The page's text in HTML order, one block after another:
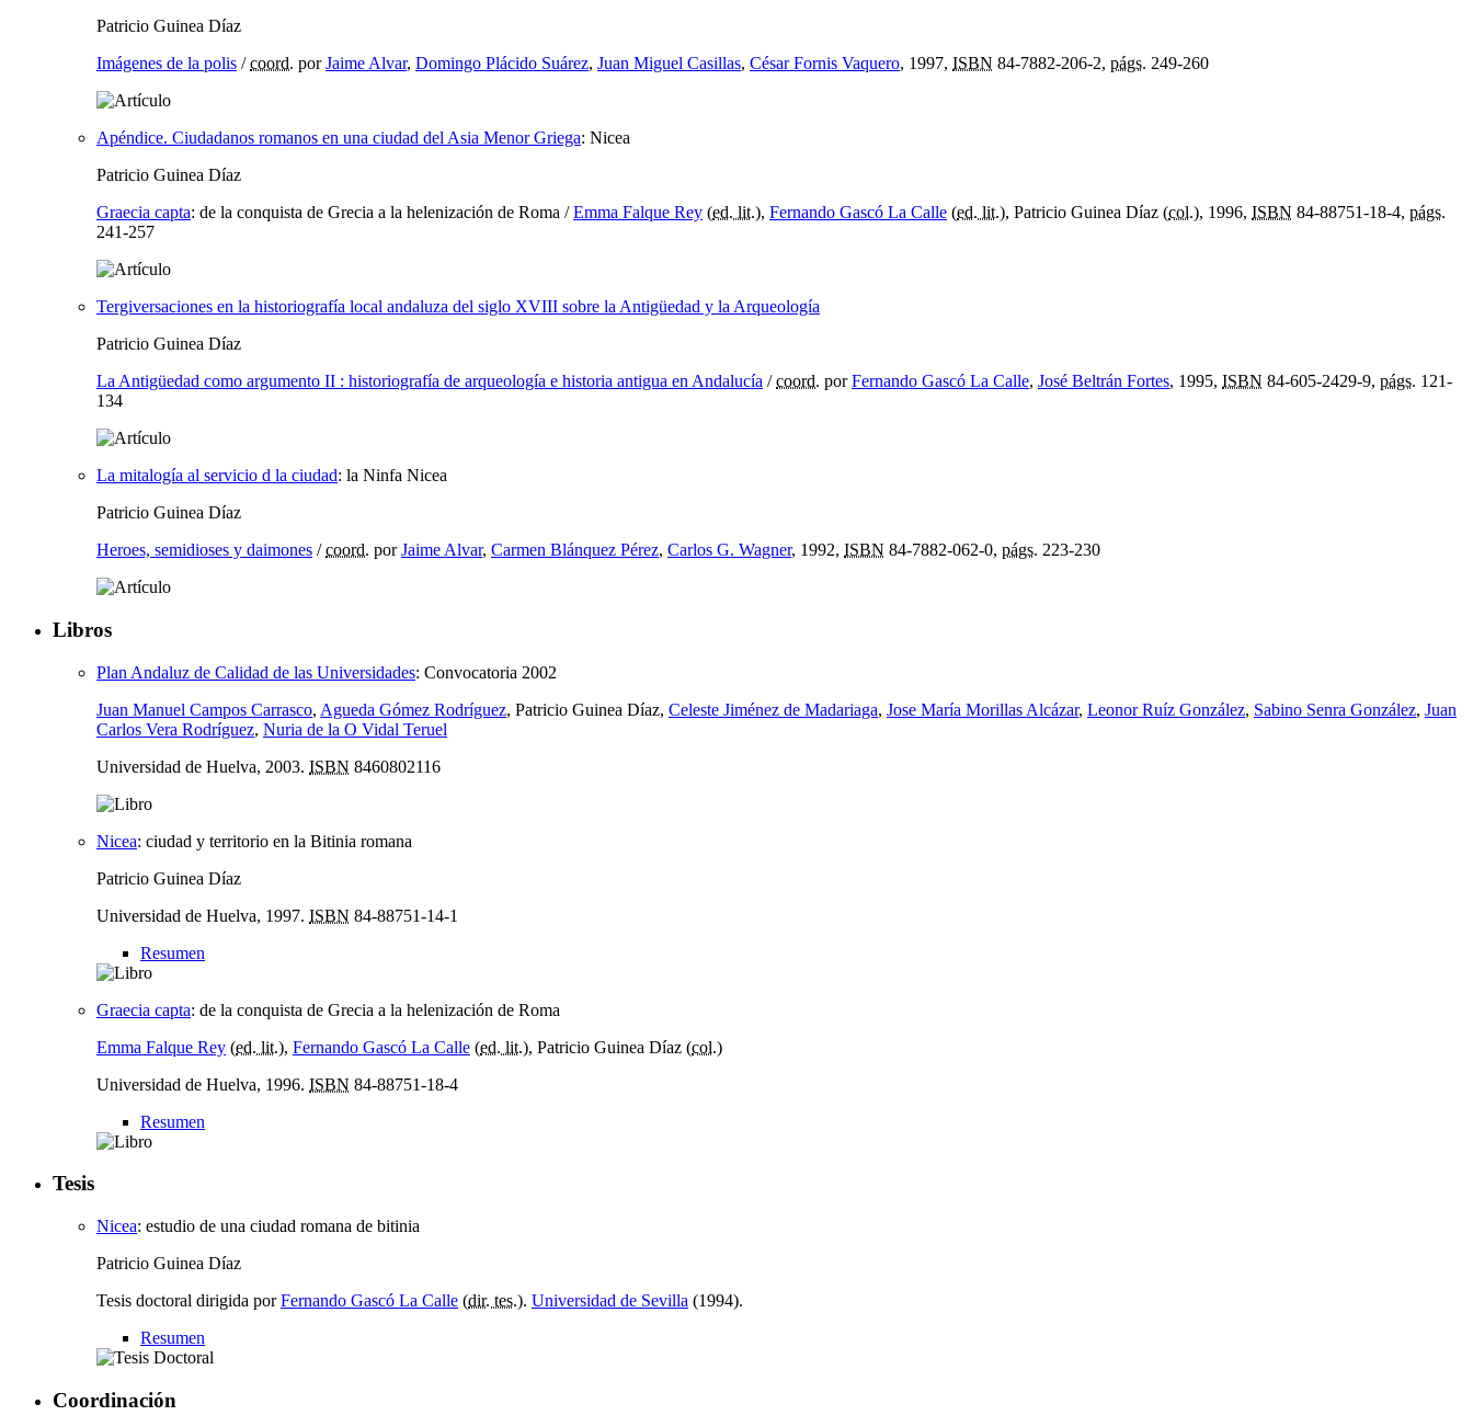
Patricio Guinea Díaz
Imágenes de la polis /coord. porJaime Alvar, Domingo Plácido Suárez, Juan Miguel Casillas, César Fornis Vaquero, 1997, ISBN 84-7882-206-2, págs. 249-260
Apéndice. Ciudadanos romanos en una ciudad del Asia Menor Griega: Nicea
Patricio Guinea Díaz
Graecia capta: de la conquista de Grecia a la helenización de Roma /Emma Falque Rey (ed. lit.), Fernando Gascó La Calle (ed. lit.), Patricio Guinea Díaz (col.), 1996, ISBN 84-88751-18-4, págs.
241-257
Tergiversaciones en la historiografía local andaluza del siglo XVIII sobre la Antigüedad y la Arqueología
Patricio Guinea Díaz
La Antigüedad como argumento II : historiografía de arqueología e historia antigua en Andalucía /coord. porFernando Gascó La Calle, José Beltrán Fortes, 1995, ISBN 84-605-2429-9, págs. 121-
134
La mitalogía al servicio d la ciudad: la Ninfa Nicea
Patricio Guinea Díaz
Heroes, semidioses y daimones /coord. porJaime Alvar, Carmen Blánquez Pérez, Carlos G. Wagner, 1992, ISBN 84-7882-062-0, págs. 223-230
Libros
Plan Andaluz de Calidad de las Universidades: Convocatoria 2002
Juan Manuel Campos Carrasco, Agueda Gómez Rodríguez, Patricio Guinea Díaz, Celeste Jiménez de Madariaga, Jose María Morillas Alcázar, Leonor Ruíz González, Sabino Senra González, Juan
Carlos Vera Rodríguez, Nuria de la O Vidal Teruel
Universidad de Huelva, 2003. ISBN 8460802116
Nicea: ciudad y territorio en la Bitinia romana
Patricio Guinea Díaz
Universidad de Huelva, 1997. ISBN 84-88751-14-1
Resumen
Graecia capta: de la conquista de Grecia a la helenización de Roma
Emma Falque Rey (ed. lit.), Fernando Gascó La Calle (ed. lit.), Patricio Guinea Díaz (col.)
Universidad de Huelva, 1996. ISBN 84-88751-18-4
Resumen
Tesis
Nicea: estudio de una ciudad romana de bitinia
Patricio Guinea Díaz
Tesis doctoral dirigida porFernando Gascó La Calle (dir. tes.). Universidad de Sevilla (1994).
Resumen
Coordinación